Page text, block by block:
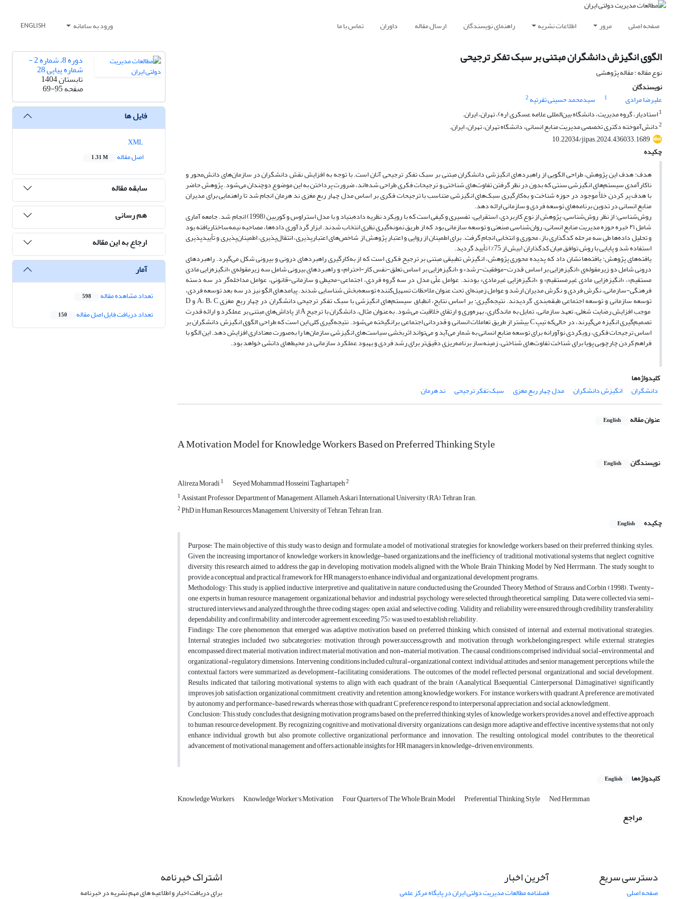
صفحه اصلی مرور اطلاعات نشریه راهنمای نویسندگان ارسال مقاله داوران تماس با ما ورود به سامانه ENGLISH
الگوی انگیزش دانشگران مبتنی بر سبک تفکر ترجیحی
نوع مقاله : مقاله پژوهشی
نویسندگان
علیرضا مرادی
1 سیدمحمد حسینی تقرتپه 2
1استادیار، گروه مدیریت، دانشگاه بین‌المللی علامه عسکری (ره)، تهران، ایران.
2دانش‌آموخته دکتری تخصصی مدیریت منابع انسانی، دانشگاه تهران، تهران، ایران.
10.22034/jipas.2024.436033.1689
چکیده
هدف: هدف این پژوهش، طراحی الگویی از راهبردهای انگیزشی دانشگران مبتنی بر سبک تفکر ترجیحی آنان است. با توجه به افزایش نقش دانشگران در سازمان‌های دانش‌محور و
ناکارآمدی سیستم‌های انگیزشی سنتی که بدون در نظر گرفتن تفاوت‌های شناختی و ترجیحات فکری طراحی شده‌اند، ضرورت پرداختن به این موضوع دوچندان می‌شود. پژوهش حاضر
با هدف پر کردن خلأ موجود در حوزه شناخت و به‌کارگیری سبک‌های انگیزشی متناسب با ترجیحات فکری بر اساس مدل چهار ربع مغزی ند هرمان انجام شد تا راهنمایی برای مدیران
منابع انسانی در تدوین برنامه‌های توسعه فردی و سازمانی ارائه دهد.
روش‌شناسی: از نظر روش‌شناسی، پژوهش از نوع کاربردی، استقرایی، تفسیری و کیفی است که با رویکرد نظریه داده‌بنیاد و با مدل استراوس و کوربین (1998) انجام شد. جامعه آماری
شامل ۲۱ خبره حوزه مدیریت منابع انسانی، روان‌شناسی صنعتی و توسعه سازمانی بود که از طریق نمونه‌گیری نظری انتخاب شدند. ابزار گردآوری داده‌ها، مصاحبه نیمه‌ساختاریافته بود
و تحلیل داده‌ها طی سه مرحله کدگذاری باز، محوری و انتخابی انجام گرفت. برای اطمینان از روایی و اعتبار پژوهش از شاخص‌های اعتبارپذیری، انتقال‌پذیری، اطمینان‌پذیری و تأییدپذیری
استفاده شد و پایایی با روش توافق میان کدگذاران (بیش از 75%) تأیید گردید.
یافته‌های پژوهش: یافته‌ها نشان داد که پدیده محوری پژوهش، انگیزش تطبیقی مبتنی بر ترجیح فکری است که از به‌کارگیری راهبردهای درونی و بیرونی شکل می‌گیرد. راهبردهای
درونی شامل دو زیرمقوله‌ی «انگیزه‌زایی بر اساس قدرت-موفقیت-رشد» و «انگیزه‌زایی بر اساس تعلق-نفس کار-احترام» و راهبردهای بیرونی شامل سه زیرمقوله‌ی «انگیزه‌زایی مادی
مستقیم»، «انگیزه‌زایی مادی غیرمستقیم» و «انگیزه‌زایی غیرمادی» بودند. عوامل علّی مدل در سه گروه فردی، اجتماعی-محیطی و سازمانی-قانونی، عوامل مداخله‌گر در سه دسته
فرهنگی-سازمانی، نگرش فردی و نگرش مدیران ارشد و عوامل زمینه‌ای تحت عنوان ملاحظات تسهیل‌کننده توسعه‌بخش شناسایی شدند. پیامدهای الگو نیز در سه بعد توسعه فردی،
توسعه سازمانی و توسعه اجتماعی طبقه‌بندی گردیدند. نتیجه‌گیری: بر اساس نتایج، انطباق سیستم‌های انگیزشی با سبک تفکر ترجیحی دانشگران در چهار ربع مغزی A، B، C و D
موجب افزایش رضایت شغلی، تعهد سازمانی، تمایل به ماندگاری، بهره‌وری و ارتقای خلاقیت می‌شود. به‌عنوان مثال، دانشگران با ترجیح A از پاداش‌های مبتنی بر عملکرد و ارائه قدرت
تصمیم‌گیری انگیزه می‌گیرند، در حالی‌که تیپ C بیشتر از طریق تعاملات انسانی و قدردانی اجتماعی برانگیخته می‌شود. نتیجه‌گیری کلی این است که طراحی الگوی انگیزش دانشگران بر
اساس ترجیحات فکری، رویکردی نوآورانه برای توسعه منابع انسانی به شمار می‌آید و می‌تواند اثربخشی سیاست‌های انگیزشی سازمان‌ها را به‌صورت معناداری افزایش دهد. این الگو با
فراهم کردن چارچوبی پویا برای شناخت تفاوت‌های شناختی، زمینه‌ساز برنامه‌ریزی دقیق‌تر برای رشد فردی و بهبود عملکرد سازمانی در محیط‌های دانشی خواهد بود.
کلیدواژه‌ها
دانشگران
انگیزش دانشگران مدل چهار ربع مغزی سبک تفکر ترجیحی ند هرمان
عنوان مقاله English
A Motivation Model for Knowledge Workers Based on Preferred Thinking Style
نویسندگان English
Alireza Moradi1 Seyed Mohammad Hosseini Taghartapeh2
1Assistant Professor, Department of Management, Allameh Askari International University (RA), Tehran, Iran.
2PhD in Human Resources Management, University of Tehran, Tehran, Iran.
چکیده
English
Purpose: The main objective of this study was to design and formulate a model of motivational strategies for knowledge workers based on their preferred thinking styles.
Given the increasing importance of knowledge workers in knowledge-based organizations and the inefficiency of traditional motivational systems that neglect cognitive
diversity, this research aimed to address the gap in developing motivation models aligned with the Whole Brain Thinking Model by Ned Herrmann. The study sought to
provide a conceptual and practical framework for HR managers to enhance individual and organizational development programs.
Methodology: This study is applied, inductive, interpretive, and qualitative in nature, conducted using the Grounded Theory Method of Strauss and Corbin (1998). Twenty-
one experts in human resource management, organizational behavior, and industrial psychology were selected through theoretical sampling. Data were collected via semi-
structured interviews and analyzed through the three coding stages: open, axial, and selective coding. Validity and reliability were ensured through credibility, transferability,
dependability, and confirmability, and intercoder agreement exceeding 75% was used to establish reliability.
Findings: The core phenomenon that emerged was adaptive motivation based on preferred thinking, which consisted of internal and external motivational strategies.
Internal strategies included two subcategories: motivation through power–success–growth and motivation through work–belonging–respect, while external strategies
encompassed direct material motivation, indirect material motivation, and non-material motivation. The causal conditions comprised individual, social-environmental, and
organizational-regulatory dimensions. Intervening conditions included cultural-organizational context, individual attitudes, and senior management perceptions, while the
contextual factors were summarized as development-facilitating considerations. The outcomes of the model reflected personal, organizational, and social development.
Results indicated that tailoring motivational systems to align with each quadrant of the brain (A–analytical, B–sequential, C–interpersonal, D–imaginative) significantly
improves job satisfaction, organizational commitment, creativity, and retention among knowledge workers. For instance, workers with quadrant A preference are motivated
by autonomy and performance-based rewards, whereas those with quadrant C preference respond to interpersonal appreciation and social acknowledgment.
Conclusion: This study concludes that designing motivation programs based on the preferred thinking styles of knowledge workers provides a novel and effective approach
to human resource development. By recognizing cognitive and motivational diversity, organizations can design more adaptive and effective incentive systems that not only
enhance individual growth but also promote collective organizational performance and innovation. The resulting ontological model contributes to the theoretical
advancement of motivational management and offers actionable insights for HR managers in knowledge-driven environments.
کلیدواژه‌ها English
Knowledge Workers Knowledge Worker's Motivation Four Quarters of The Whole Brain Model Preferential Thinking Style Ned Hermman
مراجع
دوره 8، شماره 2 -
شماره پیاپی 28
تابستان 1404
صفحه69-95
فایل ها
اصل مقاله
1.31 M
سابقه مقاله
هم رسانی
ارجاع به این مقاله
آمار
تعداد مشاهده مقاله 598
تعداد دریافت فایل اصل مقاله 150
دسترسی سریع
صفحه اصلی
آخرین اخبار
فصلنامه مطالعات مدیریت دولتی ایران در پایگاه مرکز علمی
اشتراک خبرنامه
برای دریافت اخبار و اطلاعیه های مهم نشریه در خبرنامه